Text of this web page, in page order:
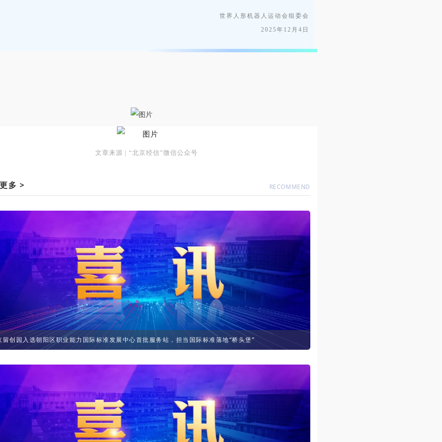
世界人形机器人运动会组委会
2025年12月4日
文章来源 | “北京经信”微信公众号
多 > RECOMMEND
留创园入选朝阳区职业能力国际标准发展中心首批服务站，担当国际标准落地“桥头堡”